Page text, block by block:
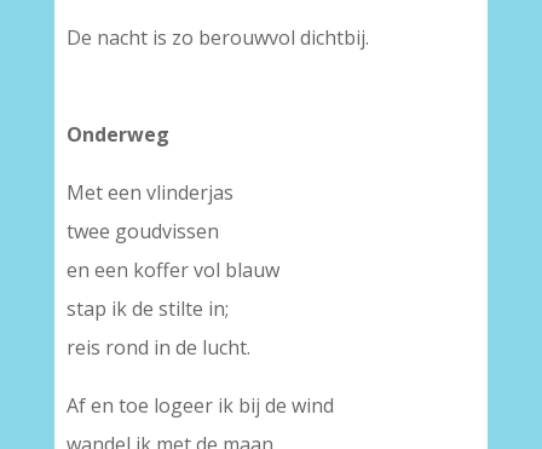
De nacht is zo berouwvol dichtbij.
Onderweg
Met een vlinderjas
twee goudvissen
en een koffer vol blauw
stap ik de stilte in;
reis rond in de lucht.
Af en toe logeer ik bij de wind